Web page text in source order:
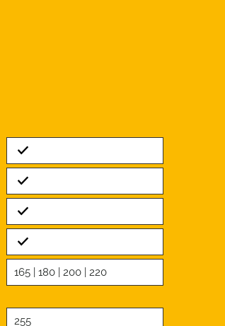
Standard
Standard
Standard
Standard
165 | 180 | 200 | 220
255